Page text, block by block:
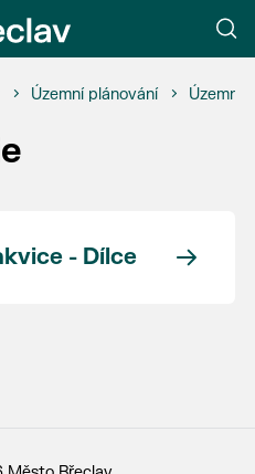
Územní plánování Územní
- Dílce